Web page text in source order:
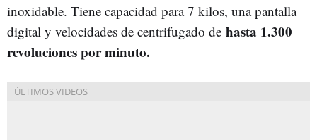
inoxidable. Tiene capacidad para 7 kilos, una pantalla
digital y velocidades de centrifugado de hasta 1.300
revoluciones por minuto.